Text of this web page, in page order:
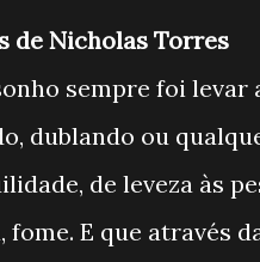
de Nicholas Torres
sempre foi
dublando ou
de leveza às
fome. E que através